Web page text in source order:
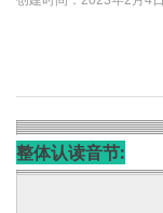
整体认读音节: